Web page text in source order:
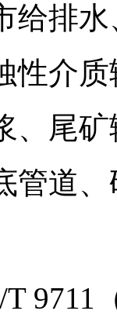
给排
性介
、尾
管道
9711